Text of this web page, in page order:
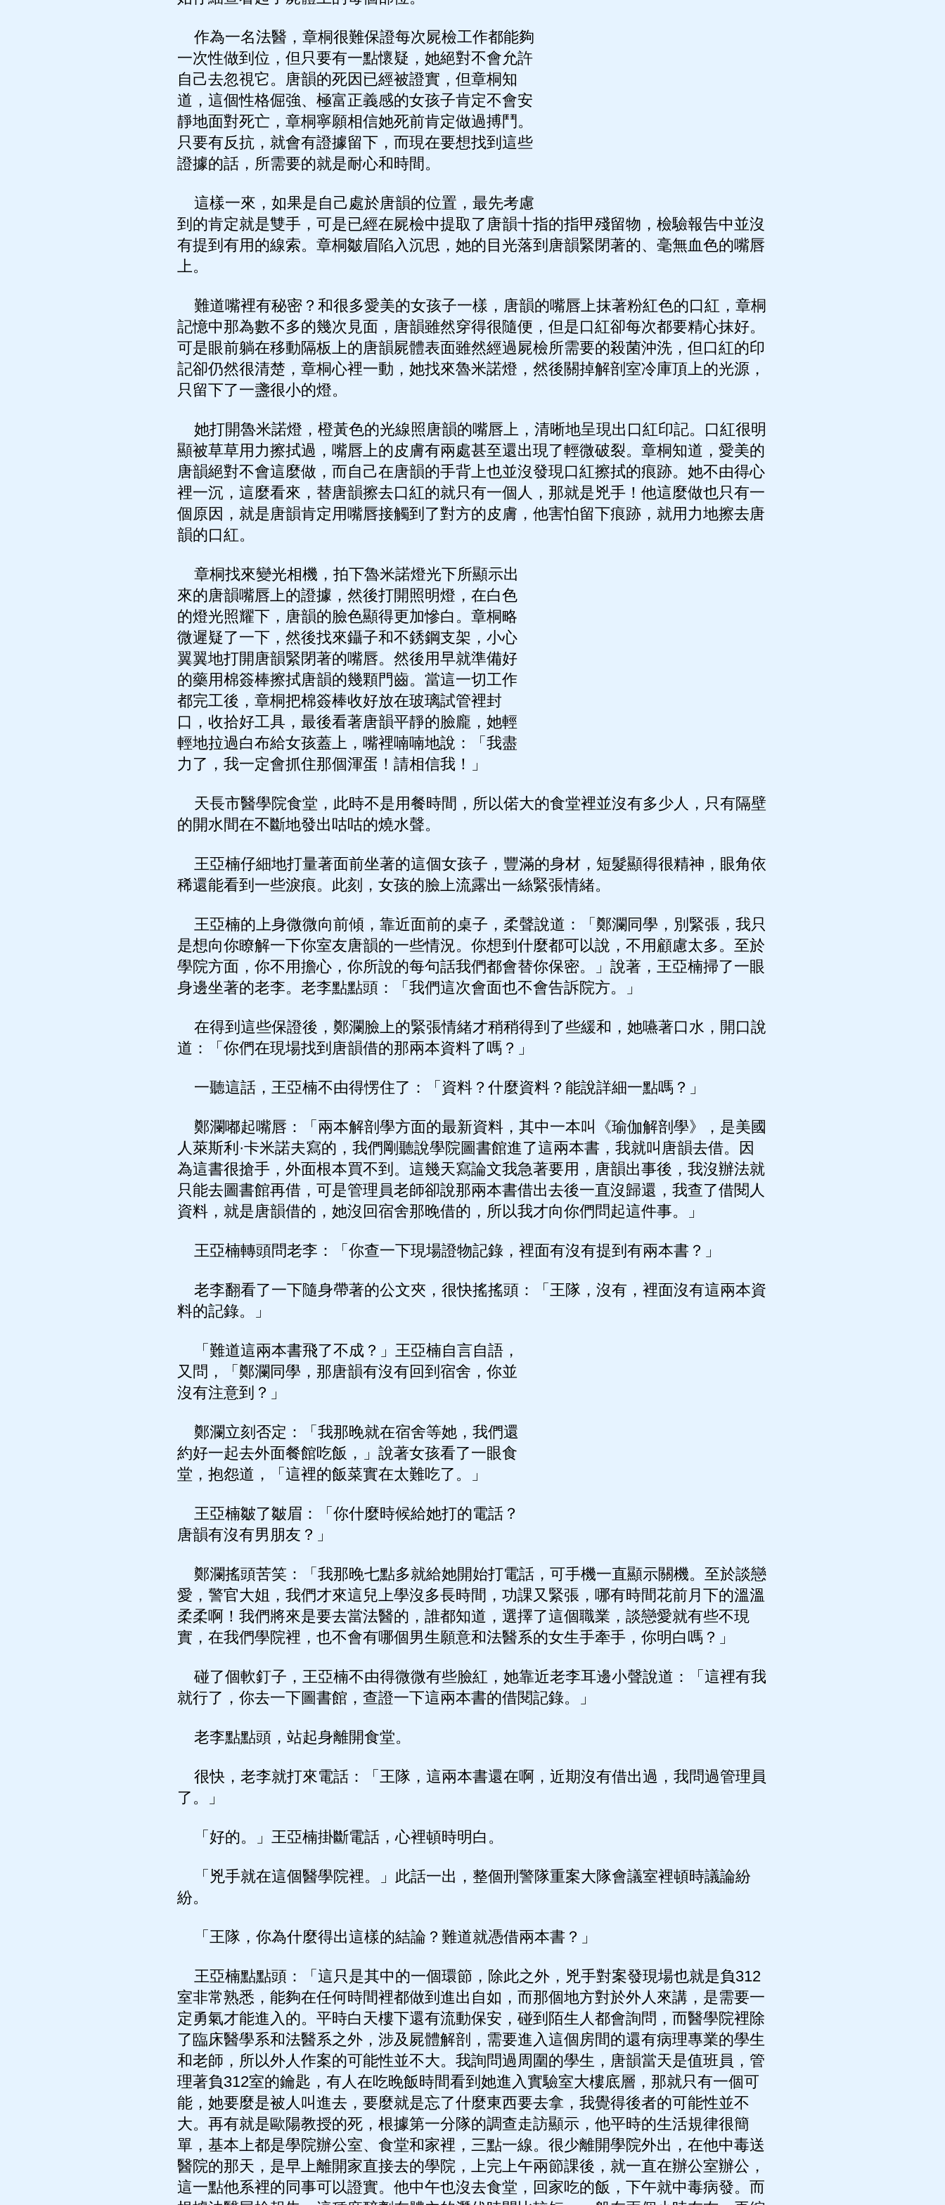
作為一名法醫，章桐很難保證每次屍檢工作都能夠
一次性做到位，但只要有一點懷疑，她絕對不會允許
自己去忽視它。唐韻的死因已經被證實，但章桐知
道，這個性格倔強、極富正義感的女孩子肯定不會安
靜地面對死亡，章桐寧願相信她死前肯定做過搏鬥。
只要有反抗，就會有證據留下，而現在要想找到這些
證據的話，所需要的就是耐心和時間。
這樣一來，如果是自己處於唐韻的位置，最先考慮
到的肯定就是雙手，可是已經在屍檢中提取了唐韻十指的指甲殘留物，檢驗報告中並沒
有提到有用的線索。章桐皺眉陷入沉思，她的目光落到唐韻緊閉著的、毫無血色的嘴唇
上。
難道嘴裡有秘密？和很多愛美的女孩子一樣，唐韻的嘴唇上抹著粉紅色的口紅，章桐
記憶中那為數不多的幾次見面，唐韻雖然穿得很隨便，但是口紅卻每次都要精心抹好。
可是眼前躺在移動隔板上的唐韻屍體表面雖然經過屍檢所需要的殺菌沖洗，但口紅的印
記卻仍然很清楚，章桐心裡一動，她找來魯米諾燈，然後關掉解剖室冷庫頂上的光源，
只留下了一盞很小的燈。
她打開魯米諾燈，橙黃色的光線照唐韻的嘴唇上，清晰地呈現出口紅印記。口紅很明
顯被草草用力擦拭過，嘴唇上的皮膚有兩處甚至還出現了輕微破裂。章桐知道，愛美的
唐韻絕對不會這麼做，而自己在唐韻的手背上也並沒發現口紅擦拭的痕跡。她不由得心
裡一沉，這麼看來，替唐韻擦去口紅的就只有一個人，那就是兇手！他這麼做也只有一
個原因，就是唐韻肯定用嘴唇接觸到了對方的皮膚，他害怕留下痕跡，就用力地擦去唐
韻的口紅。
章桐找來變光相機，拍下魯米諾燈光下所顯示出
來的唐韻嘴唇上的證據，然後打開照明燈，在白色
的燈光照耀下，唐韻的臉色顯得更加慘白。章桐略
微遲疑了一下，然後找來鑷子和不銹鋼支架，小心
翼翼地打開唐韻緊閉著的嘴唇。然後用早就準備好
的藥用棉簽棒擦拭唐韻的幾顆門齒。當這一切工作
都完工後，章桐把棉簽棒收好放在玻璃試管裡封
口，收拾好工具，最後看著唐韻平靜的臉龐，她輕
輕地拉過白布給女孩蓋上，嘴裡喃喃地說：「我盡
力了，我一定會抓住那個渾蛋！請相信我！」
天長市醫學院食堂，此時不是用餐時間，所以偌大的食堂裡並沒有多少人，只有隔壁
的開水間在不斷地發出咕咕的燒水聲。
王亞楠仔細地打量著面前坐著的這個女孩子，豐滿的身材，短髮顯得很精神，眼角依
稀還能看到一些淚痕。此刻，女孩的臉上流露出一絲緊張情緒。
王亞楠的上身微微向前傾，靠近面前的桌子，柔聲說道：「鄭瀾同學，別緊張，我只
是想向你瞭解一下你室友唐韻的一些情況。你想到什麼都可以說，不用顧慮太多。至於
學院方面，你不用擔心，你所說的每句話我們都會替你保密。」說著，王亞楠掃了一眼
身邊坐著的老李。老李點點頭：「我們這次會面也不會告訴院方。」
在得到這些保證後，鄭瀾臉上的緊張情緒才稍稍得到了些緩和，她嚥著口水，開口說
道：「你們在現場找到唐韻借的那兩本資料了嗎？」
一聽這話，王亞楠不由得愣住了：「資料？什麼資料？能說詳細一點嗎？」
鄭瀾嘟起嘴唇：「兩本解剖學方面的最新資料，其中一本叫《瑜伽解剖學》，是美國
人萊斯利·卡米諾夫寫的，我們剛聽說學院圖書館進了這兩本書，我就叫唐韻去借。因
為這書很搶手，外面根本買不到。這幾天寫論文我急著要用，唐韻出事後，我沒辦法就
只能去圖書館再借，可是管理員老師卻說那兩本書借出去後一直沒歸還，我查了借閱人
資料，就是唐韻借的，她沒回宿舍那晚借的，所以我才向你們問起這件事。」
王亞楠轉頭問老李：「你查一下現場證物記錄，裡面有沒有提到有兩本書？」
老李翻看了一下隨身帶著的公文夾，很快搖搖頭：「王隊，沒有，裡面沒有這兩本資
料的記錄。」
「難道這兩本書飛了不成？」王亞楠自言自語，
又問，「鄭瀾同學，那唐韻有沒有回到宿舍，你並
沒有注意到？」
鄭瀾立刻否定：「我那晚就在宿舍等她，我們還
約好一起去外面餐館吃飯，」說著女孩看了一眼食
堂，抱怨道，「這裡的飯菜實在太難吃了。」
王亞楠皺了皺眉：「你什麼時候給她打的電話？
唐韻有沒有男朋友？」
鄭瀾搖頭苦笑：「我那晚七點多就給她開始打電話，可手機一直顯示關機。至於談戀
愛，警官大姐，我們才來這兒上學沒多長時間，功課又緊張，哪有時間花前月下的溫溫
柔柔啊！我們將來是要去當法醫的，誰都知道，選擇了這個職業，談戀愛就有些不現
實，在我們學院裡，也不會有哪個男生願意和法醫系的女生手牽手，你明白嗎？」
碰了個軟釘子，王亞楠不由得微微有些臉紅，她靠近老李耳邊小聲說道：「這裡有我
就行了，你去一下圖書館，查證一下這兩本書的借閱記錄。」
老李點點頭，站起身離開食堂。
很快，老李就打來電話：「王隊，這兩本書還在啊，近期沒有借出過，我問過管理員
了。」
「好的。」王亞楠掛斷電話，心裡頓時明白。
「兇手就在這個醫學院裡。」此話一出，整個刑警隊重案大隊會議室裡頓時議論紛
紛。
「王隊，你為什麼得出這樣的結論？難道就憑借兩本書？」
王亞楠點點頭：「這只是其中的一個環節，除此之外，兇手對案發現場也就是負312
室非常熟悉，能夠在任何時間裡都做到進出自如，而那個地方對於外人來講，是需要一
定勇氣才能進入的。平時白天樓下還有流動保安，碰到陌生人都會詢問，而醫學院裡除
了臨床醫學系和法醫系之外，涉及屍體解剖，需要進入這個房間的還有病理專業的學生
和老師，所以外人作案的可能性並不大。我詢問過周圍的學生，唐韻當天是值班員，管
理著負312室的鑰匙，有人在吃晚飯時間看到她進入實驗室大樓底層，那就只有一個可
能，她要麼是被人叫進去，要麼就是忘了什麼東西要去拿，我覺得後者的可能性並不
大。再有就是歐陽教授的死，根據第一分隊的調查走訪顯示，他平時的生活規律很簡
單，基本上都是學院辦公室、食堂和家裡，三點一線。很少離開學院外出，在他中毒送
醫院的那天，是早上離開家直接去的學院，上完上午兩節課後，就一直在辦公室辦公，
這一點他系裡的同事可以證實。他中午也沒去食堂，回家吃的飯，下午就中毒病發。而